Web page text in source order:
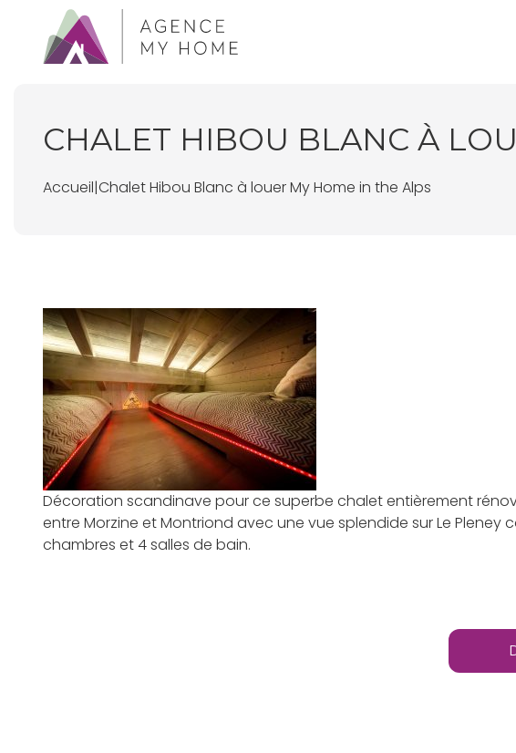
CHALET HIBOU BLANC À
Accueil|Chalet Hibou Blanc à louer My Home in the Alps
Décoration scandinave pour ce superbe chalet entièrement
entre Morzine et Montriond avec une vue splendide sur Le Pleney
chambres et 4 salles de bain.